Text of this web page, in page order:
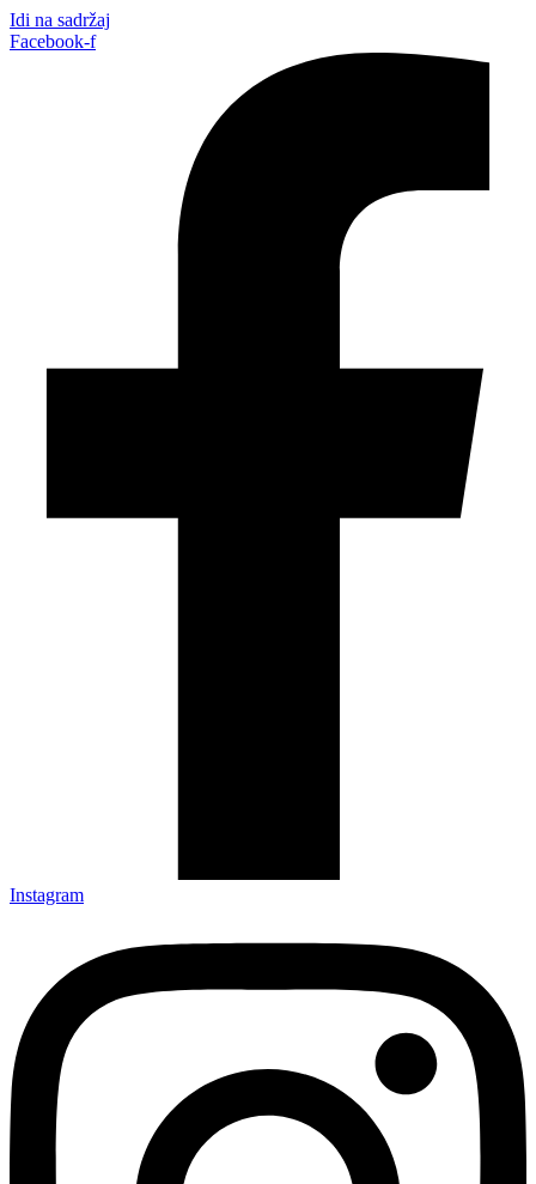
Idi na sadržaj
Facebook-f
Instagram